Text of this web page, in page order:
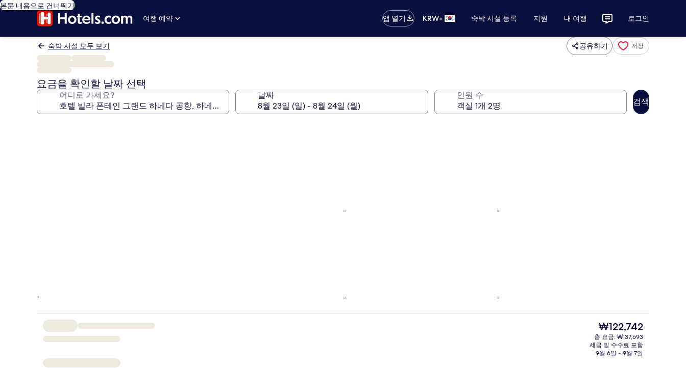
본문 내용으로 건너뛰기
여행 예약
앱 열기 KRW• 숙박 시설 등록 지원 내 여행 로그인
숙박 시설 모두 보기 공유하기 저장
요금을 확인할 날짜 선택
어디로 가세요? 날짜 인원 수
검색
현
재
가
격
₩122,742
총 요금: ₩137,693
세금 및 수수료 포함
9월 6일 ~ 9월 7일